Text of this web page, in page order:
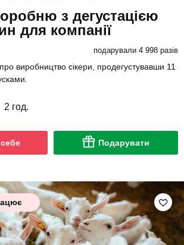
з дегустацією
для компанії
подарували 4 998 разів
виробництво сікери, продегустувавши 11
2 год.
Подарувати